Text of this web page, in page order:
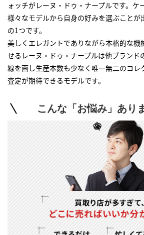
ォッチがレーヌ・ドゥ・ナープルです。ケ
様々なモデルから自身の好みを選ぶことが
の1つです。
美しくエレガントでありながら本格的な機
せるレーヌ・ドゥ・ナープルは他ブランド
線を画し生産本数も少なく唯一無二のコレ
査定が期待できるモデルです。
こんな「お悩み」あり